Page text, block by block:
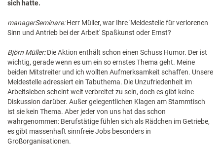
sich hatte.
managerSeminare:Herr Müller, war Ihre 'Meldestelle für verlorenen
Sinn und Antrieb bei der Arbeit' Spaßkunst oder Ernst?
Björn Müller:Die Aktion enthält schon einen Schuss Humor. Der ist
wichtig, gerade wenn es um ein so ernstes Thema geht. Meine
beiden Mitstreiter und ich wollten Aufmerksamkeit schaffen. Unsere
Meldestelle adressiert ein Tabuthema. Die Unzufriedenheit im
Arbeitsleben scheint weit verbreitet zu sein, doch es gibt keine
Diskussion darüber. Außer gelegentlichen Klagen am Stammtisch
ist sie kein Thema. Aber jeder von uns hat das schon
wahrgenommen: Berufstätige fühlen sich als Rädchen im Getriebe,
es gibt massenhaft sinnfreie Jobs besonders in
Großorganisationen.